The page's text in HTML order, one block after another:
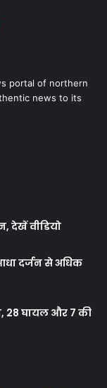
portal of northern
news to its
देखें वीडियो
दर्जन से अधिक
28 घायल और 7 की